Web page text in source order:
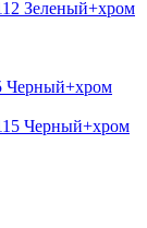
Черный+хром